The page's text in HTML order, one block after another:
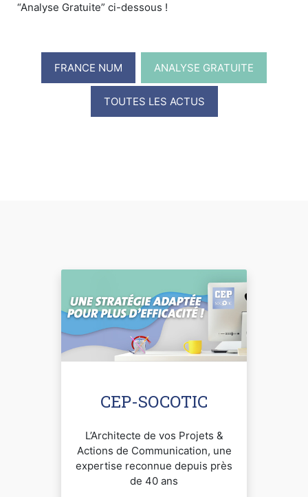
“Analyse Gratuite” ci-dessous !
FRANCE NUM ANALYSE GRATUITE
TOUTES LES ACTUS
CEP-SOCOTIC
L’Architecte de vos Projets &
Actions de Communication, une
expertise reconnue depuis près
de 40 ans